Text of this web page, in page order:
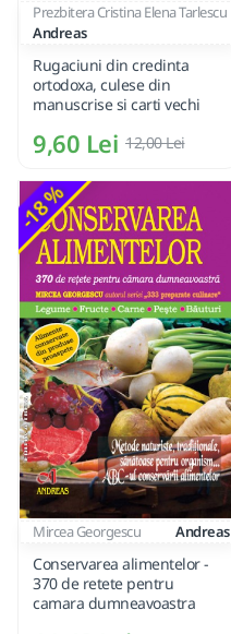
Prezbitera Cristina Elena Tarlescu
Andreas
Rugaciuni din credinta
ortodoxa, culese din
manuscrise si carti vechi
9,60 Lei 12,00 Lei
-18 %
Mircea Georgescu Andreas
Conservarea alimentelor -
370 de retete pentru
camara dumneavoastra